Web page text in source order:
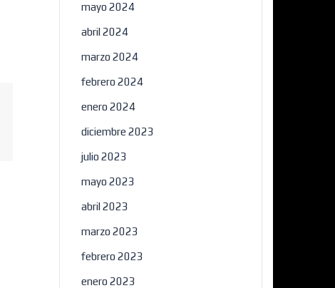
mayo 2024
abril 2024
marzo 2024
febrero 2024
enero 2024
diciembre 2023
julio 2023
mayo 2023
abril 2023
marzo 2023
febrero 2023
enero 2023